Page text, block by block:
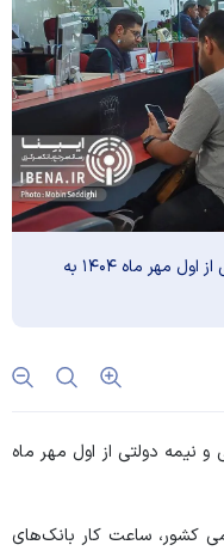
ساعات کاری بانک‌های دولتی و نیمه دولتی از اول مهر ماه ۱۴۰۴ به
نیمه دولتی از اول مهر ماه
کشور، ساعت کار بانک‌های